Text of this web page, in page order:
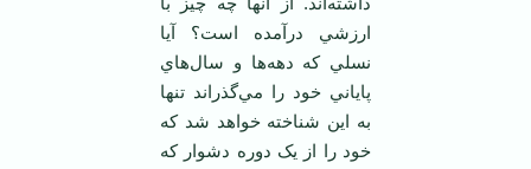
ارزشي درآمده است؟ آيا
نسلي که دهه‌ها و سال‌هاي
پاياني خود را مي‌گذراند تنها
به اين شناخته خواهد شد که
خود را از يک دوره دشوار که